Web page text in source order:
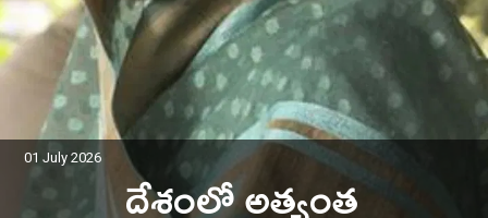
దేశంలో అత్యంత
01 July 2026